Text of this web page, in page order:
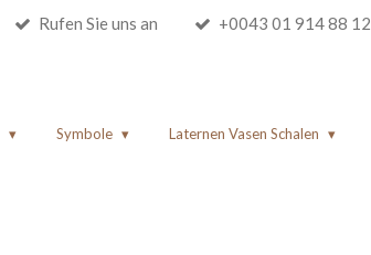
Rufen Sie uns an +0043 01 914 88 12
Symbole Laternen Vasen Schalen